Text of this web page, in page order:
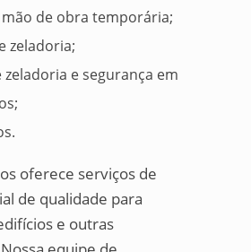
de obra temporária;
zeladoria;
zeladoria e segurança em
oferece serviços de
de qualidade para
e outras